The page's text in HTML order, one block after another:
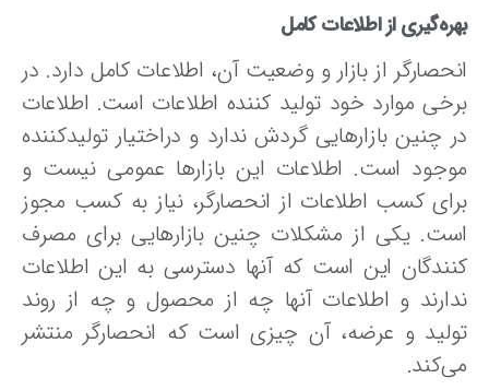
از اطلاعات کامل
از بازار و وضعیت آن، اطلاعات کامل دارد. در
موارد خود تولید کننده اطلاعات است. اطلاعات
چنین بازارهایی گردش ندارد و دراختیار تولیدکننده
است. اطلاعات این بازارها عمومی نیست و
کسب اطلاعات از انحصارگر، نیاز به کسب مجوز
یکی از مشکلات چنین بازارهایی برای مصرف‌
این است که آنها دسترسی به این اطلاعات
و اطلاعات آنها چه از محصول و چه از روند
و عرضه، آن چیزی است که انحصارگر منتشر